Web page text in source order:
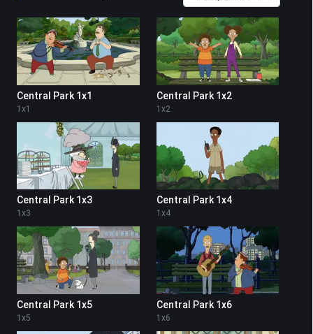
Central Park 1x1
1 x1
Central Park 1x2
1 x2
Central Park 1x3
1 x3
Central Park 1x4
1 x4
Central Park 1x5
1 x5
Central Park 1x6
1 x6